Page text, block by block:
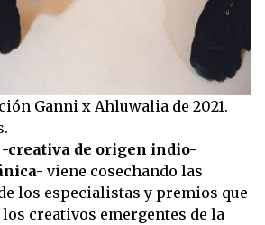
Ganni x Ahluwalia de 2021.
creativa de origen indio-
viene cosechando las
los especialistas y premios que
creativos emergentes de la